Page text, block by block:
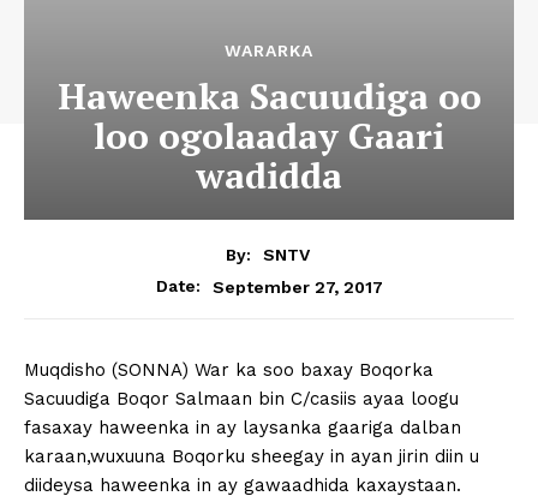
WARARKA
Haweenka Sacuudiga oo
loo ogolaaday Gaari
wadidda
By:
SNTV
Date:
September 27, 2017
Muqdisho (SONNA) War ka soo baxay Boqorka
Sacuudiga Boqor Salmaan bin C/casiis ayaa loogu
fasaxay haweenka in ay laysanka gaariga dalban
karaan,wuxuuna Boqorku sheegay in ayan jirin diin u
diideysa haweenka in ay gawaadhida kaxaystaan.